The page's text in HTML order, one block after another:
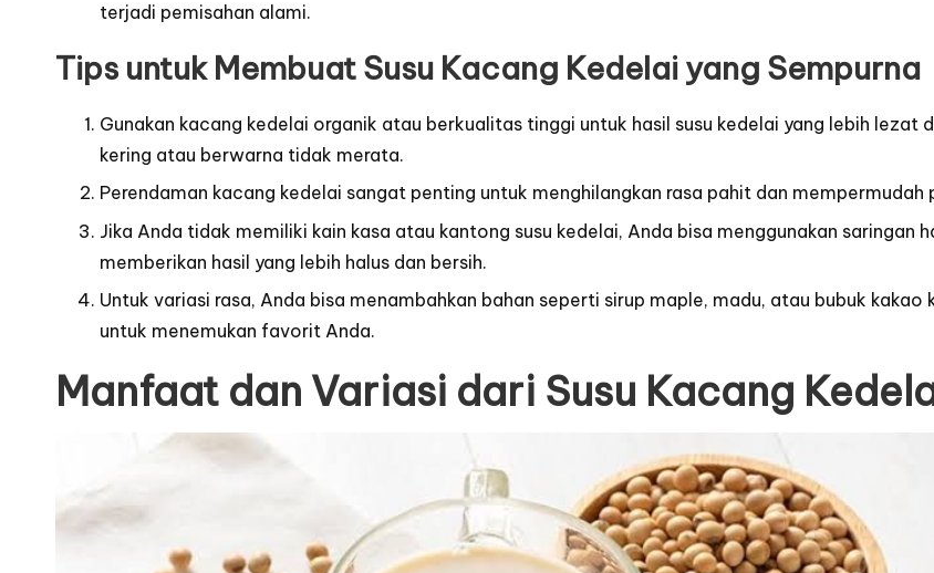
terjadi pemisahan alami.
Tips untuk Membuat Susu Kacang Kedelai yang Sempurna
Gunakan kacang kedelai organik atau berkualitas tinggi untuk hasil susu kedelai yang lebih
kering atau berwarna tidak merata.
Perendaman kacang kedelai sangat penting untuk menghilangkan rasa pahit dan mempermudah
Jika Anda tidak memiliki kain kasa atau kantong susu kedelai, Anda bisa menggunakan saringan
memberikan hasil yang lebih halus dan bersih.
Untuk variasi rasa, Anda bisa menambahkan bahan seperti sirup maple, madu, atau bubuk
untuk menemukan favorit Anda.
Manfaat dan Variasi dari Susu Kacang